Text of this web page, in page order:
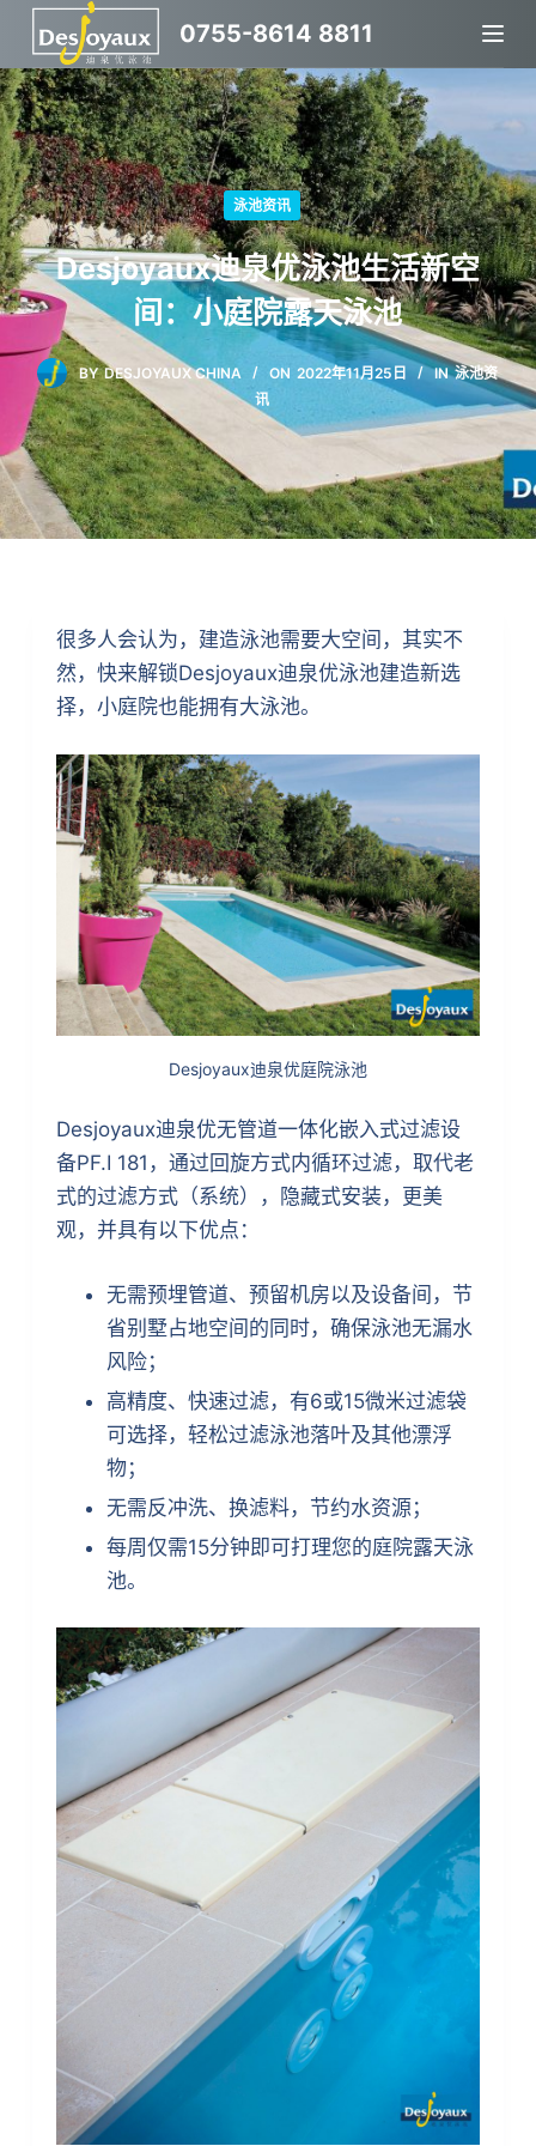
跳
过
内
容
0755-8614 8811
泳池资讯
Desjoyaux迪泉优泳池生活新空
间：小庭院露天泳池
BY DESJOYAUX CHINA ON 2022年11月25日 IN 泳池资
讯
很多人会认为，建造泳池需要大空间，其实不
然，快来解锁Desjoyaux迪泉优泳池建造新选
择，小庭院也能拥有大泳池。
Desjoyaux迪泉优庭院泳池
Desjoyaux迪泉优无管道一体化嵌入式过滤设
备PF.I 181，通过回旋方式内循环过滤，取代老
式的过滤方式（系统），隐藏式安装，更美
观，并具有以下优点：
无需预埋管道、预留机房以及设备间，节
省别墅占地空间的同时，确保泳池无漏水
风险；
高精度、快速过滤，有6或15微米过滤袋
可选择，轻松过滤泳池落叶及其他漂浮
物；
无需反冲洗、换滤料，节约水资源；
每周仅需15分钟即可打理您的庭院露天泳
池。